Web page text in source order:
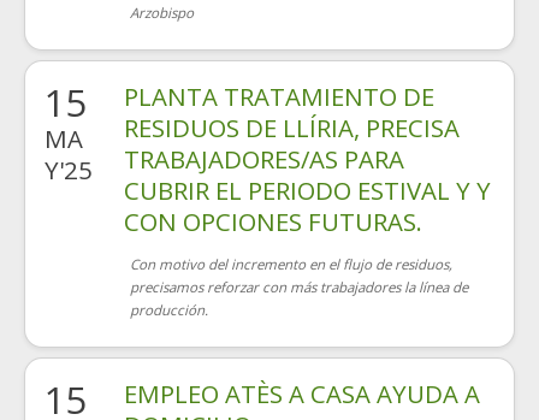
Arzobispo
15
MA
Y'25
PLANTA TRATAMIENTO DE
RESIDUOS DE LLÍRIA, PRECISA
TRABAJADORES/AS PARA
CUBRIR EL PERIODO ESTIVAL Y Y
CON OPCIONES FUTURAS.
Con motivo del incremento en el flujo de residuos,
precisamos reforzar con más trabajadores la línea de
producción.
15
EMPLEO ATÈS A CASA AYUDA A